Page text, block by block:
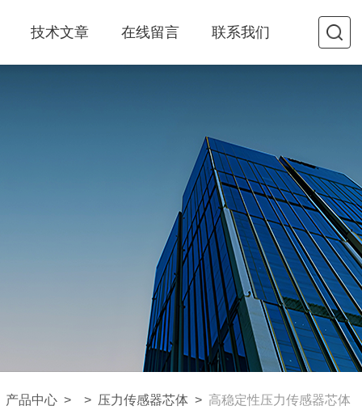
技术文章 在线留言 联系我们
产品中心 > > 压力传感器芯体 > 高稳定性压力传感器芯体